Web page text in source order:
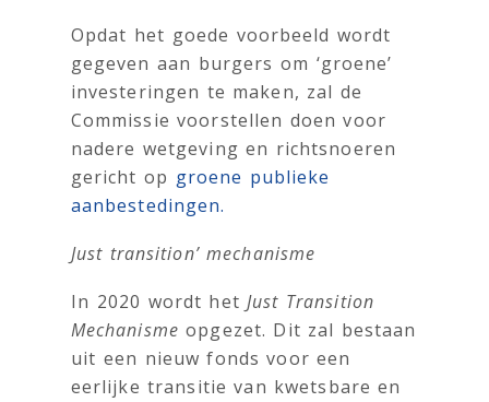
Opdat het goede voorbeeld wordt
gegeven aan burgers om ‘groene’
investeringen te maken, zal de
Commissie voorstellen doen voor
nadere wetgeving en richtsnoeren
gericht op groene publieke
aanbestedingen.
Just transition’ mechanisme
In 2020 wordt hetJust Transition
Mechanismeopgezet. Dit zal bestaan
uit een nieuw fonds voor een
eerlijke transitie van kwetsbare en